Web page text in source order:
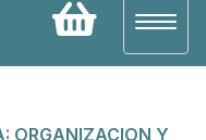
ORGANIZACION Y